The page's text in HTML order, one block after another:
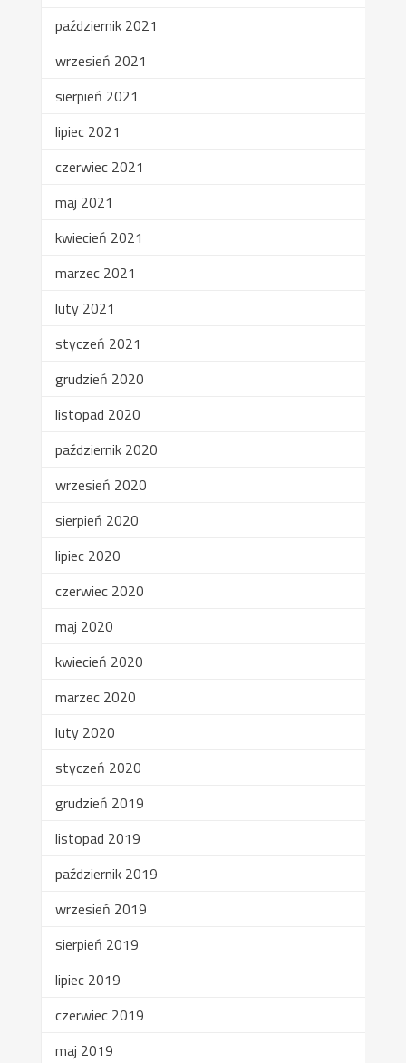
październik 2021
wrzesień 2021
sierpień 2021
lipiec 2021
czerwiec 2021
maj 2021
kwiecień 2021
marzec 2021
luty 2021
styczeń 2021
grudzień 2020
listopad 2020
październik 2020
wrzesień 2020
sierpień 2020
lipiec 2020
czerwiec 2020
maj 2020
kwiecień 2020
marzec 2020
luty 2020
styczeń 2020
grudzień 2019
listopad 2019
październik 2019
wrzesień 2019
sierpień 2019
lipiec 2019
czerwiec 2019
maj 2019